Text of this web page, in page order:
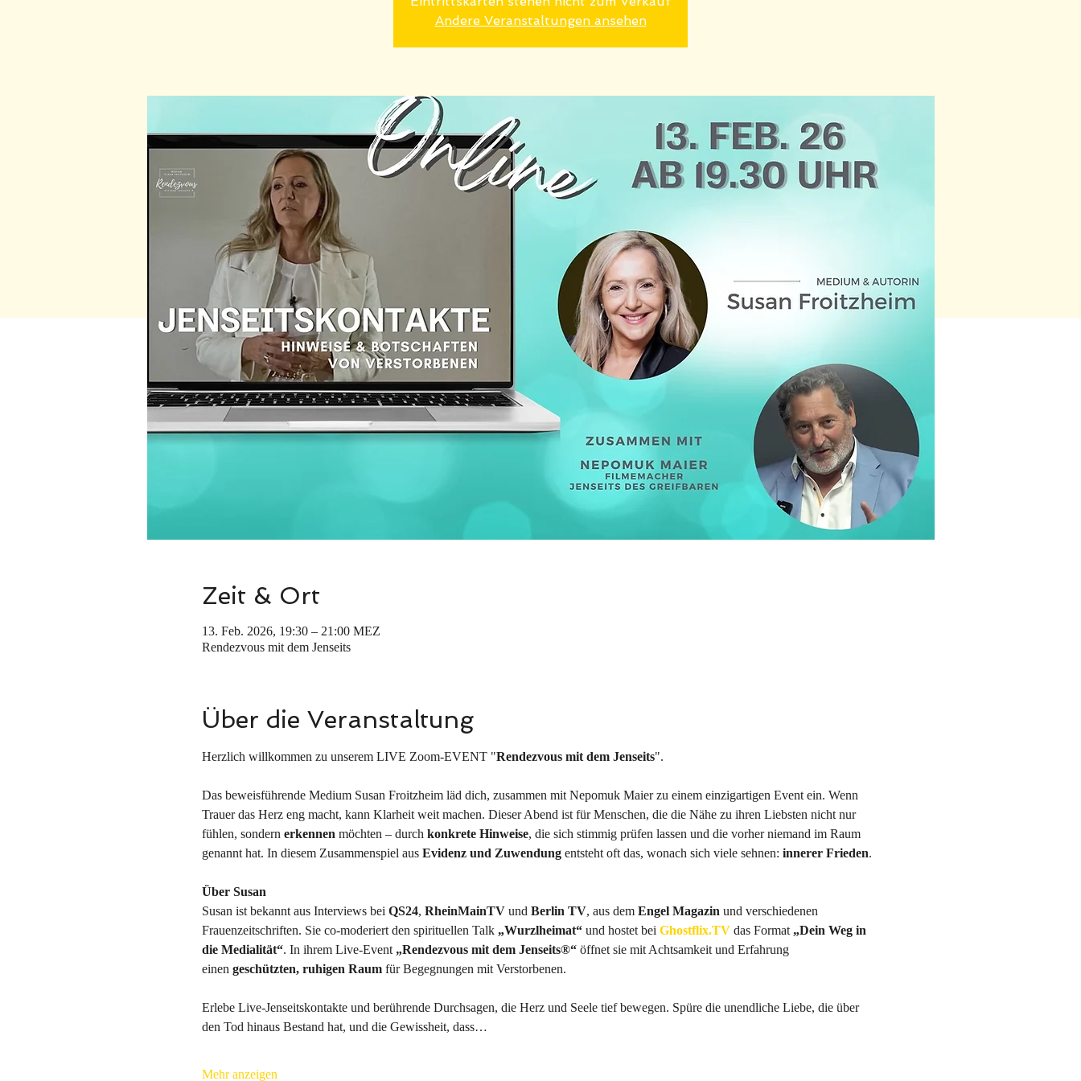
Andere Veranstaltungen ansehen
Zeit & Ort
13. Feb. 2026, 19:30 – 21:00 MEZ
Rendezvous mit dem Jenseits
Über die Veranstaltung
Herzlich willkommen zu unserem LIVE Zoom-EVENT "Rendezvous mit dem Jenseits".
Das beweisführende Medium Susan Froitzheim läd dich, zusammen mit Nepomuk Maier zu einem einzigartigen Event ein. Wenn
Trauer das Herz eng macht, kann Klarheit weit machen. Dieser Abend ist für Menschen, die die Nähe zu ihren Liebsten nicht nur
fühlen, sondern erkennen möchten – durch konkrete Hinweise, die sich stimmig prüfen lassen und die vorher niemand im Raum
genannt hat. In diesem Zusammenspiel aus Evidenz und Zuwendung entsteht oft das, wonach sich viele sehnen: innerer Frieden.
Über Susan
Susan ist bekannt aus Interviews bei QS24, RheinMainTV und Berlin TV, aus dem Engel Magazin und verschiedenen
Frauenzeitschriften. Sie co‑moderiert den spirituellen Talk „Wurzlheimat“ und hostet bei Ghostflix.TV das Format „Dein Weg in
die Medialität“. In ihrem Live‑Event „Rendezvous mit dem Jenseits®“ öffnet sie mit Achtsamkeit und Erfahrung
einen geschützten, ruhigen Raum für Begegnungen mit Verstorbenen.
Erlebe Live-Jenseitskontakte und berührende Durchsagen, die Herz und Seele tief bewegen. Spüre die unendliche Liebe, die über
den Tod hinaus Bestand hat, und die Gewissheit, dass…
Mehr anzeigen